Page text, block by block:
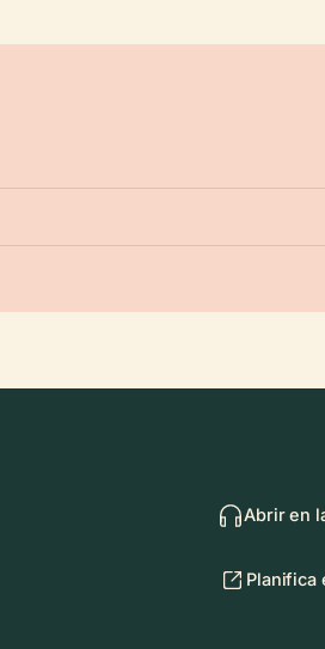
Abrir en
Planifica